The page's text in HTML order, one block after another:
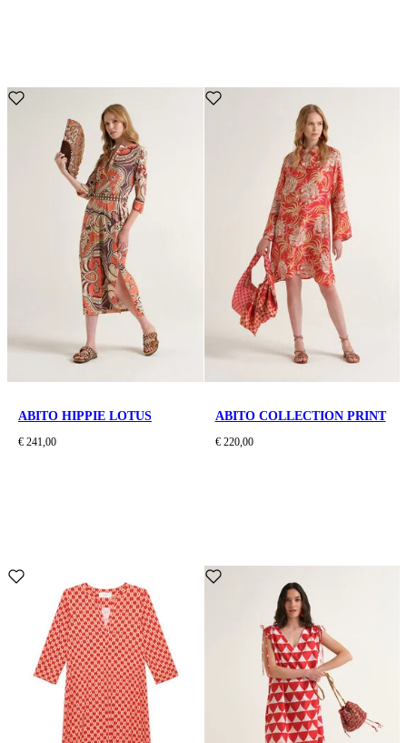
ABITO HIPPIE LOTUS
€ 241,00
ABITO COLLECTION PRINT
€ 220,00